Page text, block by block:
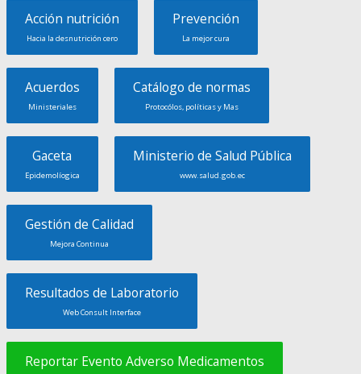
Acción nutrición
Hacia la desnutrición cero
Prevención
La mejor cura
Acuerdos
Ministeriales
Catálogo de normas
Protocólos, políticas y Mas
Gaceta
Epidemolíogica
Ministerio de Salud Pública
www.salud.gob.ec
Gestión de Calidad
Mejora Continua
Resultados de Laboratorio
Web Consult Interface
Reportar Evento Adverso Medicamentos